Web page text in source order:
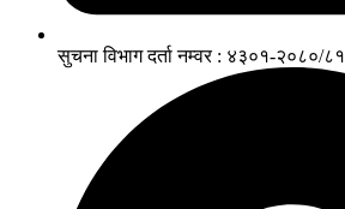
सुचना विभाग दर्ता नम्वर : ४३०१-२०८०/८१